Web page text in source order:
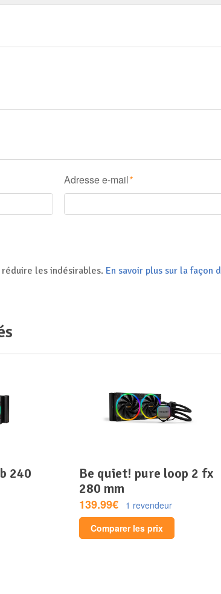
Adresse e-mail *
les indésirables. En savoir plus sur la façon
be quiet! pure loop 2 fx
280 mm
139.99€
1 revendeur
Comparer les prix